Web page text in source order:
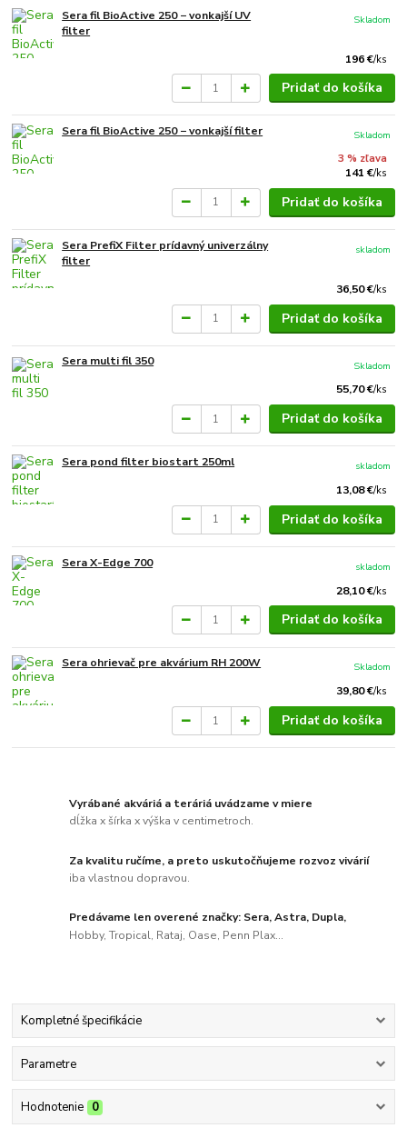
Sera fil BioActive 250 − vonkajší UV
filter
196 €/ks
Skladom
Pridať do košíka
Sera fil BioActive 250 − vonkajší filter
3 % zľava
141 €/ks
Skladom
Pridať do košíka
Sera PrefiX Filter prídavný univerzálny
filter
36,50 €/ks
skladom
Pridať do košíka
Sera multi fil 350
55,70 €/ks
Skladom
Pridať do košíka
Sera pond filter biostart 250ml
13,08 €/ks
skladom
Pridať do košíka
Sera X-Edge 700
28,10 €/ks
skladom
Pridať do košíka
Sera ohrievač pre akvárium RH 200W
39,80 €/ks
Skladom
Pridať do košíka
Vyrábané akváriá a teráriá uvádzame v miere
dĺžka x šírka x výška v centimetroch.
Za kvalitu ručíme, a preto uskutočňujeme rozvoz vivárií
iba vlastnou dopravou.
Predávame len overené značky: Sera, Astra, Dupla,
Hobby, Tropical, Rataj, Oase, Penn Plax...
Kompletné špecifikácie
Parametre
Hodnotenie 0